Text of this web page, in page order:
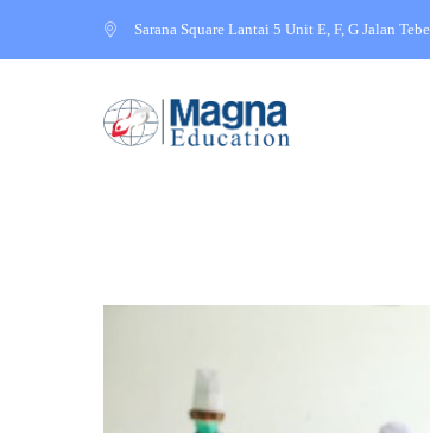
Sarana Square Lantai 5 Unit E, F, G Jalan